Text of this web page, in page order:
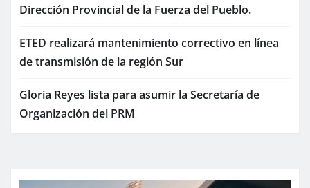
Dirección Provincial de la Fuerza del Pueblo.
ETED realizará mantenimiento correctivo en línea
de transmisión de la región Sur
Gloria Reyes lista para asumir la Secretaría de
Organización del PRM